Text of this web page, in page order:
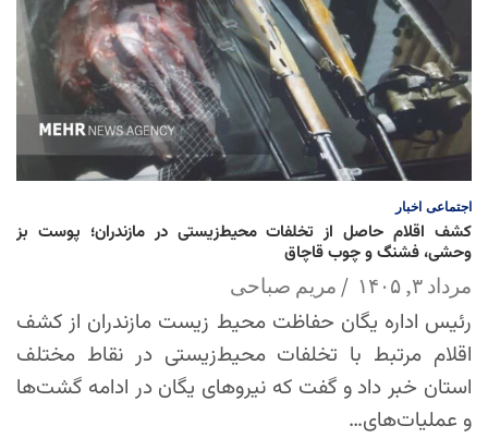
اجتماعی اخبار
کشف اقلام حاصل از تخلفات محیط‌زیستی در مازندران؛ پوست بز
وحشی، فشنگ و چوب قاچاق
مرداد ۳, ۱۴۰۵ مریم صباحی
رئیس اداره یگان حفاظت محیط زیست مازندران از کشف
اقلام مرتبط با تخلفات محیط‌زیستی در نقاط مختلف
استان خبر داد و گفت که نیروهای یگان در ادامه گشت‌ها
و عملیات‌های…